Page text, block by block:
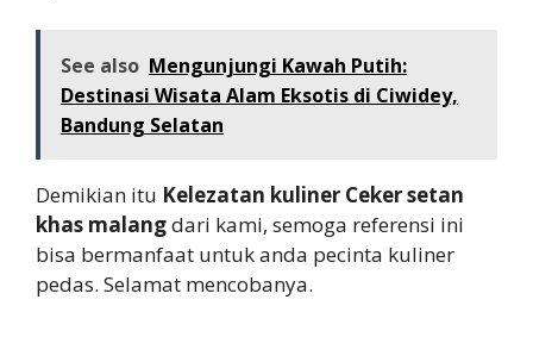
See also Mengunjungi Kawah Putih:
Destinasi Wisata Alam Eksotis di Ciwidey,
Bandung Selatan
Demikian itu Kelezatan kuliner Ceker setan
khas malangdari kami, semoga referensi ini
bisa bermanfaat untuk anda pecinta kuliner
pedas. Selamat mencobanya.